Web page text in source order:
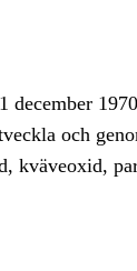
december
och
kväveoxid,